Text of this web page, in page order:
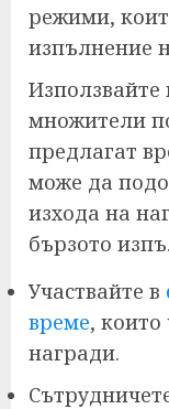
режими,
изпълнение
множители
предлагат
може да
изхода на
бързото
Участвайте в
време, които
награди.